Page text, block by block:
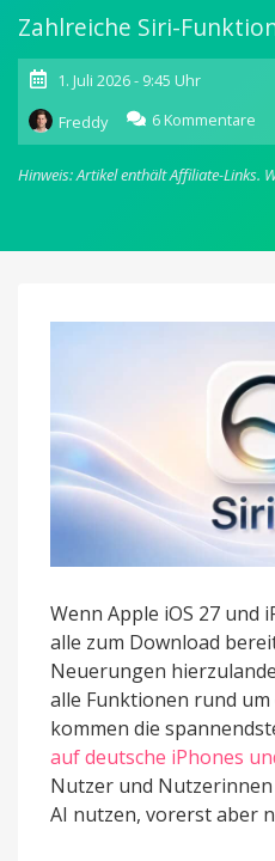
Zahlreiche Siri-
1. Juli 2026 - 9:45 Uhr
Freddy
6 Kommentare
&
Hinweis: Artikel enthält Affiliate-Links.
Wenn Apple iOS 27 und
alle zum Download
Neuerungen
alle Funktionen rund
kommen die
auf deutsche iPhones
Nutzer und
AI nutzen, vorerst aber